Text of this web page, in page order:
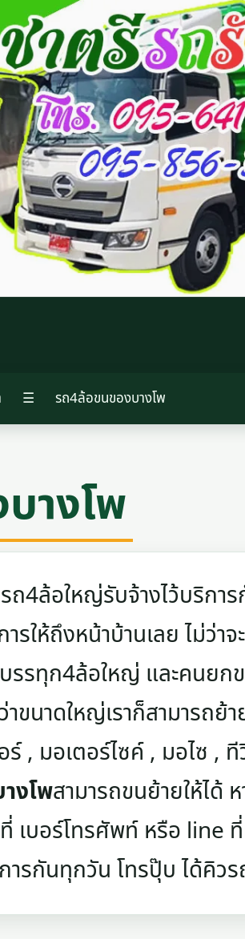
☰ รถ4ล้อขนของบางโพ
างโพ
4ล้อใหญ่รับจ้างไว้บริกา
รให้ถึงหน้าบ้านเลย ไม่ว่าจ
รรทุก4ล้อใหญ่ และคนยก
ขนาดใหญ่เราก็สามารถย้า
, มอเตอร์ไซค์ , มอไซ ,
งโพสามารถขนย้ายให้ได้
เบอร์โทรศัพท์ หรือ line
ารกันทุกวัน โทรปุ๊บ ได้คิว